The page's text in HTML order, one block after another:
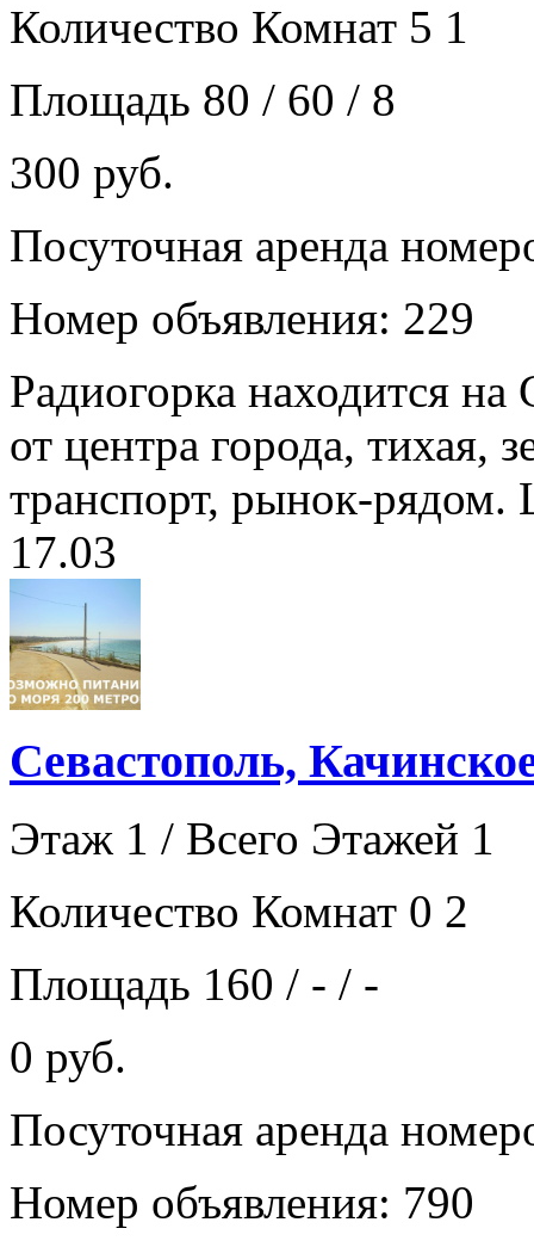
Количество Комнат 5 1
Площадь 80 / 60 / 8
300 руб.
Посуточная аренда
Номер объявления: 229
Радиогорка находится на
от центра города, тихая,
транспорт, рынок-рядом.
17.03
Севастополь,
Этаж 1 / Всего Этажей 1
Количество Комнат 0 2
Площадь 160 / - / -
0 руб.
Посуточная аренда
Номер объявления: 790